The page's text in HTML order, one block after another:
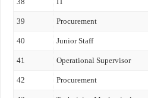
39 Procurement
40 Junior Staff
41 Operational Supervisor
42 Procurement